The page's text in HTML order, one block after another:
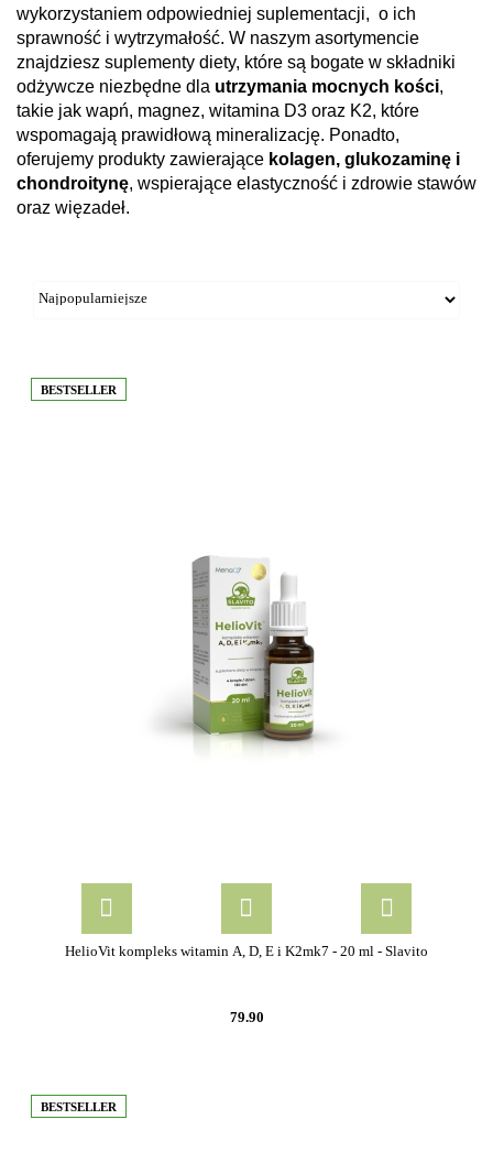
wykorzystaniem odpowiedniej suplementacji, o ich
sprawność i wytrzymałość. W naszym asortymencie
znajdziesz suplementy diety, które są bogate w składniki
odżywcze niezbędne dla utrzymania mocnych kości,
takie jak wapń, magnez, witamina D3 oraz K2, które
wspomagają prawidłową mineralizację. Ponadto,
oferujemy produkty zawierające kolagen, glukozaminę i
chondroitynę, wspierające elastyczność i zdrowie stawów
oraz więzadeł.
BESTSELLER
HelioVit kompleks witamin A, D, E i K2mk7 - 20 ml - Slavito
79.90
BESTSELLER